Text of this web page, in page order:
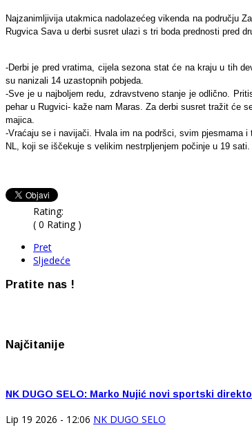
Najzanimljivija utakmica nadolazećeg vikenda na području
Rugvica Sava u derbi susret ulazi s tri boda prednosti pred
-Derbi je pred vratima, cijela sezona stat će na kraju u tih
su nanizali 14 uzastopnih pobjeda.
-Sve je u najboljem redu, zdravstveno stanje je odlično.
pehar u Rugvici- kaže nam Maras. Za derbi susret tražit će
majica.
-Vraćaju se i navijači. Hvala im na podršci, svim pjesmama
NL, koji se iščekuje s velikim nestrpljenjem počinje u 19
Rating:
( 0 Rating )
Pret
Sljedeće
Pratite nas !
Najčitanije
NK DUGO SELO: Marko Nujić novi sportski
Lip 19 2026 - 12:06 NK DUGO SELO